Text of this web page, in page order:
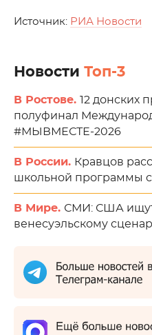
Источник: РИА Новости
Новости Топ-3
В Ростове. 12 донских
полуфинал
#МЫВМЕСТЕ-2026
В России. Кравцов
школьной программы с
В Мире. СМИ: США
венесуэльскому